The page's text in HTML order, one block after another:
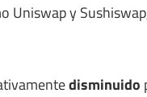
Uniswap y
disminuido